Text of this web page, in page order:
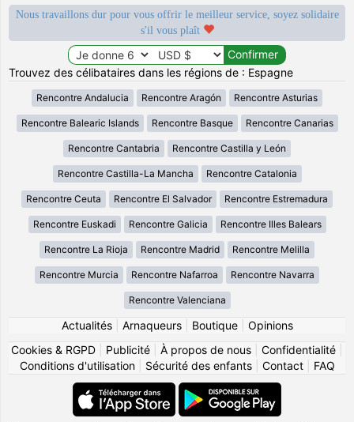
Nous travaillons dur pour vous offrir le meilleur service, soyez solidaire
s'il vous plaît
Trouvez des célibataires dans les régions de : Espagne
Rencontre Andalucia Rencontre Aragón Rencontre Asturias
Rencontre Balearic Islands Rencontre Basque Rencontre Canarias
Rencontre Cantabria Rencontre Castilla y León
Rencontre Castilla-La Mancha Rencontre Catalonia
Rencontre Ceuta Rencontre El Salvador Rencontre Estremadura
Rencontre Euskadi Rencontre Galicia Rencontre Illes Balears
Rencontre La Rioja Rencontre Madrid Rencontre Melilla
Rencontre Murcia Rencontre Nafarroa Rencontre Navarra
Rencontre Valenciana
Actualités| Arnaqueurs| Boutique| Opinions
Cookies & RGPD
Publicité À propos de nous Confidentialité
Conditions d'utilisation| Sécurité des enfants| Contact| FAQ